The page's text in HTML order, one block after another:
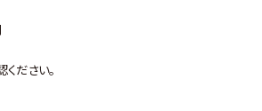
ださい。